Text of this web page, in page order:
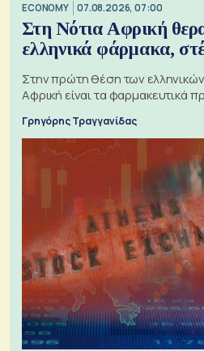
ECONOMY 07.08.2026, 07:00
Στη Νότια Αφρική
ελληνικά φάρμακα,
Στην πρώτη θέση των
Αφρική είναι τα φαρμακευτικά
Γρηγόρης Τραγγανίδας